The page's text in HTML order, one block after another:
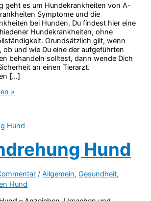
geht es um Hundekrankheiten von A-
Symptome und die
bei Hunden. Du findest hier eine
Hundekrankheiten, ohne
Grundsätzlich gilt, wenn
ob und wie Du eine der aufgeführten
behandeln solltest, dann wende Dich
an einen Tierarzt.
[…]
»
Hund
/Allgemein,Gesundheit,
Hund